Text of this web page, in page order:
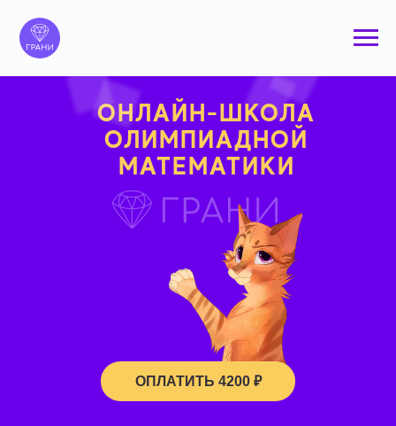
ОНЛАЙН-ШКОЛА
ОЛИМПИАДНОЙ
МАТЕМАТИКИ
ОПЛАТИТЬ 4200 ₽